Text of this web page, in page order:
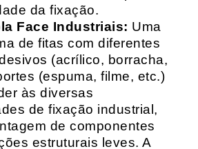
da fixação.
Face Industriais: Uma
de fitas com diferentes
(acrílico, borracha,
(espuma, filme, etc.)
às diversas
de fixação industrial,
de componentes
estruturais leves. A